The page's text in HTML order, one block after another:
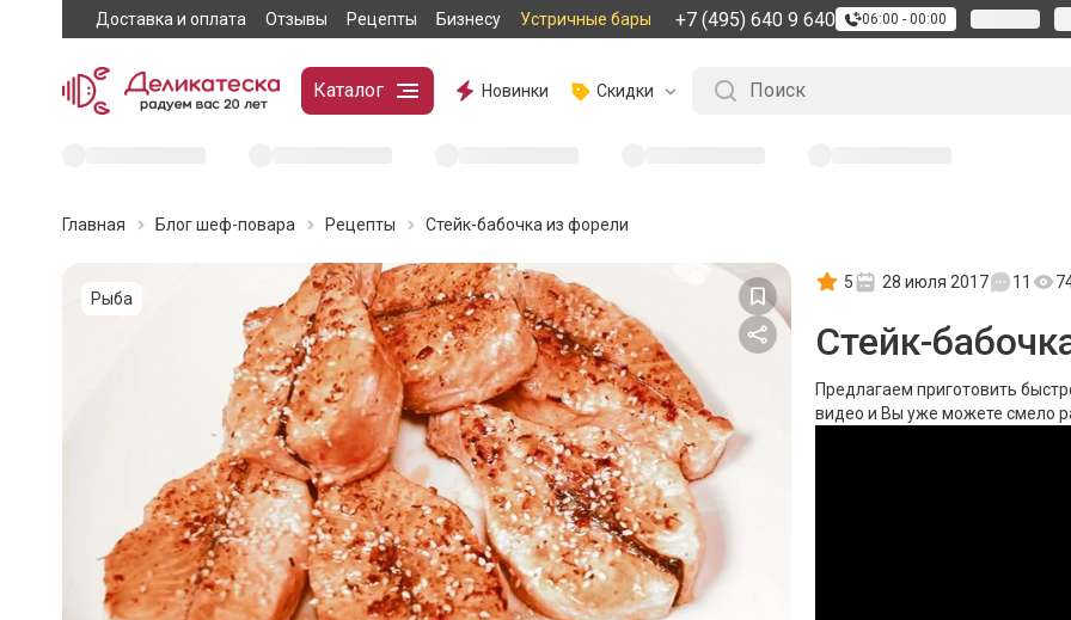
Доставка и оплата Отзывы Рецепты Бизнесу Устричные бары +7 (495) 640 9 640 06:00 - 00:00
Каталог Новинки Скидки
Главная Блог шеф-повара Рецепты Стейк-бабочка из форели
Рыба
5 28 июля 2017 11
Стейк-
Предлагаем приготовить
видео и Вы уже можете смело